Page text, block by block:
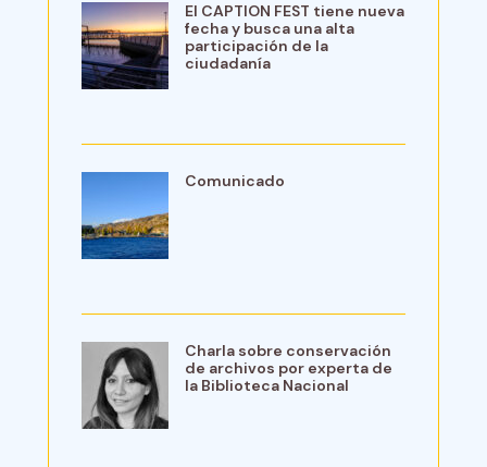
El CAPTION FEST tiene nueva
fecha y busca una alta
participación de la
ciudadanía
Comunicado
Charla sobre conservación
de archivos por experta de
la Biblioteca Nacional